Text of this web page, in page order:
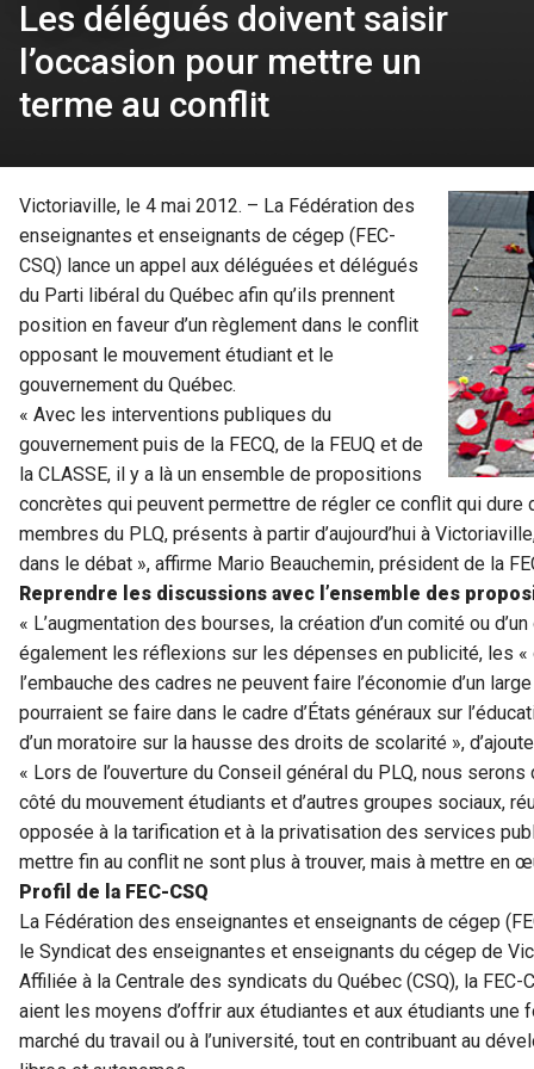
Les délégués doivent saisir
l’occasion pour mettre un
terme au conflit
Victoriaville, le 4 mai 2012. – La Fédération des
enseignantes et enseignants de cégep (FEC-
CSQ) lance un appel aux déléguées et délégués
du Parti libéral du Québec afin qu’ils prennent
position en faveur d’un règlement dans le conflit
opposant le mouvement étudiant et le
gouvernement du Québec.
« Avec les interventions publiques du
gouvernement puis de la FECQ, de la FEUQ et de
la CLASSE, il y a là un ensemble de propositions
concrètes qui peuvent permettre de régler ce conflit qui
membres du PLQ, présents à partir d’aujourd’hui à
dans le débat », affirme Mario Beauchemin, président de la
Reprendre les discussions avec l’ensemble des
« L’augmentation des bourses, la création d’un comité ou
également les réflexions sur les dépenses en publicité, les
l’embauche des cadres ne peuvent faire l’économie d’un
pourraient se faire dans le cadre d’États généraux sur
d’un moratoire sur la hausse des droits de scolarité »,
« Lors de l’ouverture du Conseil général du PLQ, nous
côté du mouvement étudiants et d’autres groupes sociaux,
opposée à la tarification et à la privatisation des services
mettre fin au conflit ne sont plus à trouver, mais à mettre en
Profil de la FEC-CSQ
La Fédération des enseignantes et enseignants de cégep
le Syndicat des enseignantes et enseignants du cégep de
Affiliée à la Centrale des syndicats du Québec (CSQ), la
aient les moyens d’offrir aux étudiantes et aux étudiants une
marché du travail ou à l’université, tout en contribuant au